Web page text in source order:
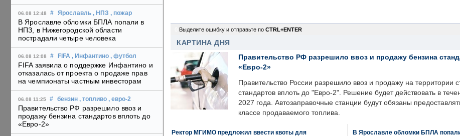
06.08 12:48 # Ярославль , НПЗ , пожар
В Ярославле обломки БПЛА попали в
НПЗ, в Нижегородской области
пострадали четыре человека
06.08 12:08 # FIFA , Инфантино , футбол
FIFA заявила о поддержке Инфантино и
отказалась от проекта о продаже прав
на чемпионаты частным инвесторам
06.08 11:25 # бензин , топливо , евро-2
Правительство РФ разрешило ввоз и
продажу бензина стандартов вплоть до
«Евро-2»
Выделите ошибку и отправьте по CTRL+ENTER
КАРТИНА ДНЯ
Правительство РФ разрешило ввоз и продажу бензина
«Евро-2»
Правительство России разрешило ввоз и продажу на территории
стандартов вплоть до "Евро-2". Решение будет действовать в
2027 года. Автозаправочные станции будут обязаны
классе продаваемого топлива.
Ректор МГИМО предложил ввести квоты для
В Ярославле обломки БПЛА